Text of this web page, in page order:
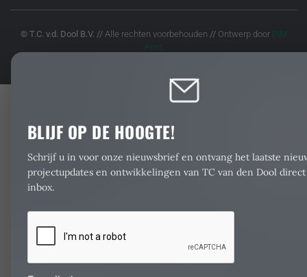
© T.C. v.d. Dool B.V. //Alle rechten voorbehouden //Ontwerp door PIM
Print
BLIJF OP DE HOOGTE!
Schrijf u in voor onze nieuwsbrief en ontvang het laatste
projectupdates en ontwikkelingen van TC van den Dool
inbox.